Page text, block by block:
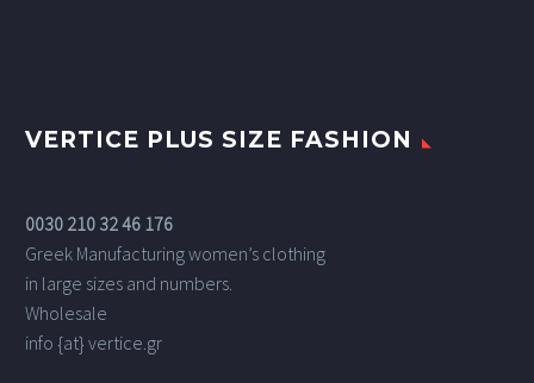
VERTICE PLUS SIZE FASHION
0030 210 32 46 176
Greek Manufacturing women’s clothing
in large sizes and numbers.
Wholesale
info {at} vertice.gr